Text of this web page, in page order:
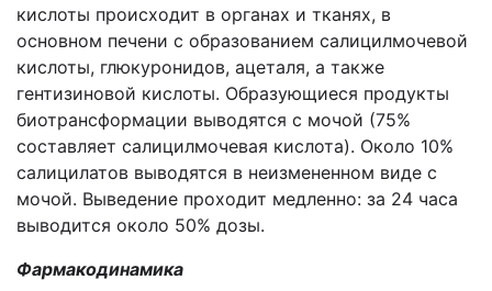
кислоты происходит в органах и тканях, в
основном печени с образованием салицилмочевой
кислоты, глюкуронидов, ацеталя, а также
гентизиновой кислоты. Образующиеся продукты
биотрансформации выводятся с мочой (75%
составляет салицилмочевая кислота). Около 10%
салицилатов выводятся в неизмененном виде с
мочой. Выведение проходит медленно: за 24 часа
выводится около 50% дозы.
Фармакодинамика